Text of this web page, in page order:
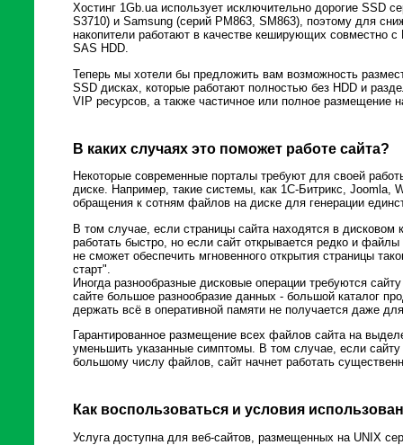
Хостинг 1Gb.ua использует исключительно дорогие SSD
S3710) и Samsung (серий PM863, SM863), поэтому для
накопители работают в качестве кеширующих совместно
SAS HDD.
Теперь мы хотели бы предложить вам возможность
SSD дисках, которые работают полностью без HDD и
VIP ресурсов, а также частичное или полное размещение
В каких случаях это поможет работе сайта?
Некоторые современные порталы требуют для своей
диске. Например, такие системы, как 1С-Битрикс, Joomla,
обращения к сотням файлов на диске для генерации
В том случае, если страницы сайта находятся в
работать быстро, но если сайт открывается редко и
не сможет обеспечить мгновенного открытия страницы
старт".
Иногда разнообразные дисковые операции требуются
сайте большое разнообразие данных - большой каталог
держать всё в оперативной памяти не получается даже
Гарантированное размещение всех файлов сайта на
уменьшить указанные симптомы. В том случае, если
большому числу файлов, сайт начнет работать
Как воспользоваться и условия
Услуга доступна для веб-сайтов, размещенных на UNIX